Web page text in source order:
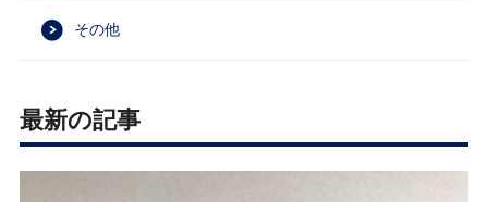
その他
最新の記事